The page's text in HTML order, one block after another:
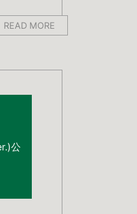
READ MORE
公